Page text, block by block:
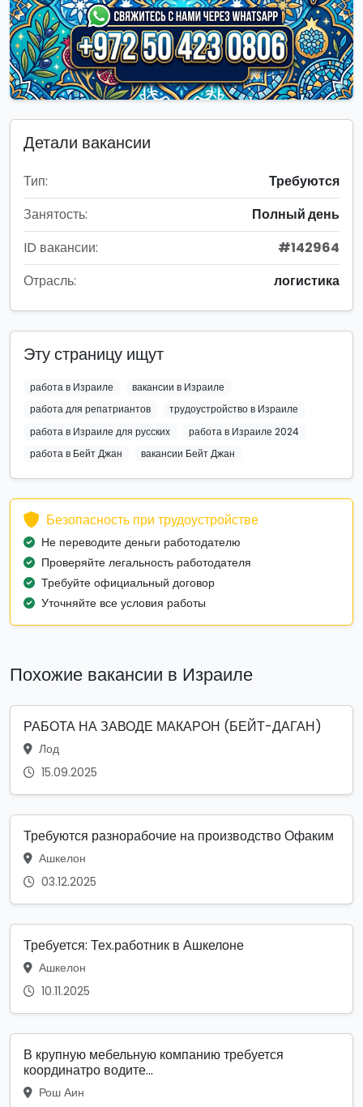
Детали вакансии
Тип:
Требуются
Занятость:
Полный день
ID вакансии:
#142964
Отрасль:
логистика
Эту страницу ищут
работа в Израиле
вакансии в Израиле
работа для репатриантов
трудоустройство в Израиле
работа в Израиле для русских
работа в Израиле 2024
работа в Бейт Джан
вакансии Бейт Джан
Безопасность при трудоустройстве
Не переводите деньги работодателю
Проверяйте легальность работодателя
Требуйте официальный договор
Уточняйте все условия работы
Похожие вакансии в Израиле
РАБОТА НА ЗАВОДЕ МАКАРОН (БЕЙТ-ДАГАН)
Лод
15.09.2025
Требуются разнорабочие на производство Офаким
Ашкелон
03.12.2025
Требуется: Тех.работник в Ашкелоне
Ашкелон
10.11.2025
В крупную мебельную компанию требуется
координатро водите...
Рош Аин